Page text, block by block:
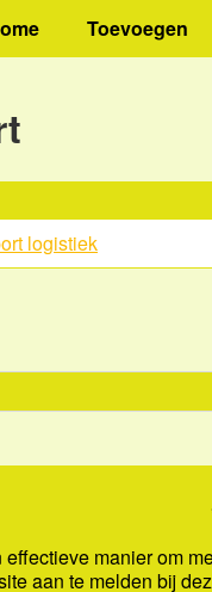
Toevoegen
logistiek
effectieve manier om
aan te melden bij